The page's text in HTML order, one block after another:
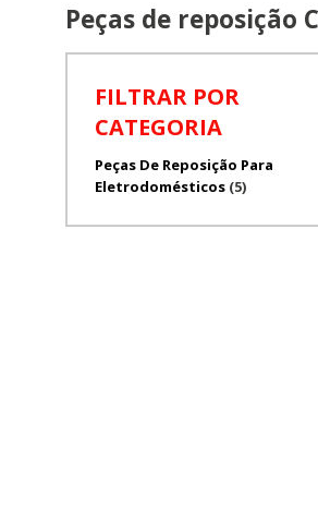
Peças de reposição
FILTRAR POR
CATEGORIA
Peças De Reposição Para
Eletrodomésticos (5)